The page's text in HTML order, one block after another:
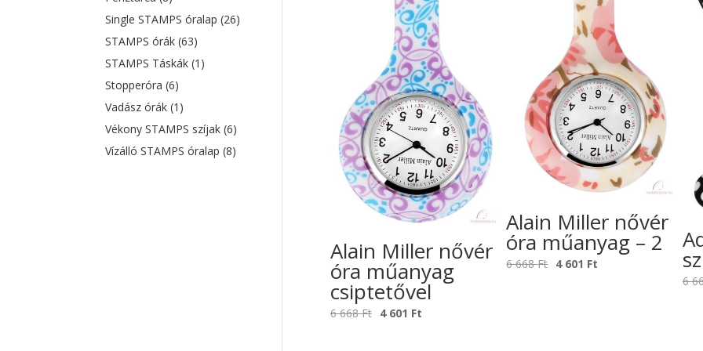
Alain Miller nővér
óra műanyag
csiptetővel
6 668Ft Original
4 601 Ft
Alain Miller nővér
óra műanyag – 2
6 668Ft Original
4 601 Ft
6
Single STAMPS óralap(26)
STAMPS órák(63)
STAMPS Táskák(1)
Stopperóra(6)
Vadász órák(1)
Vékony STAMPS szíjak(6)
Vízálló STAMPS óralap(8)